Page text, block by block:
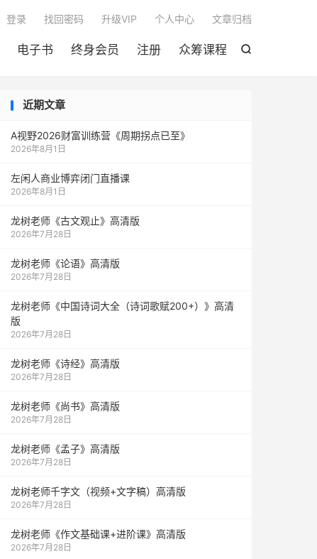

电子书 终身会员 注册 众筹课程
登录 找回密码 升级VIP 个人中心 文章归档
近期文章
A视野2026财富训练营《周期拐点已至》
2026年8月1日
左闲人商业博弈闭门直播课
2026年8月1日
龙树老师《古文观止》高清版
2026年7月28日
龙树老师《论语》高清版
2026年7月28日
龙树老师《中国诗词大全（诗词歌赋200+）》高清
版
2026年7月28日
龙树老师《诗经》高清版
2026年7月28日
龙树老师《尚书》高清版
2026年7月28日
龙树老师《孟子》高清版
2026年7月28日
龙树老师千字文（视频+文字稿）高清版
2026年7月28日
龙树老师《作文基础课+进阶课》高清版
2026年7月28日